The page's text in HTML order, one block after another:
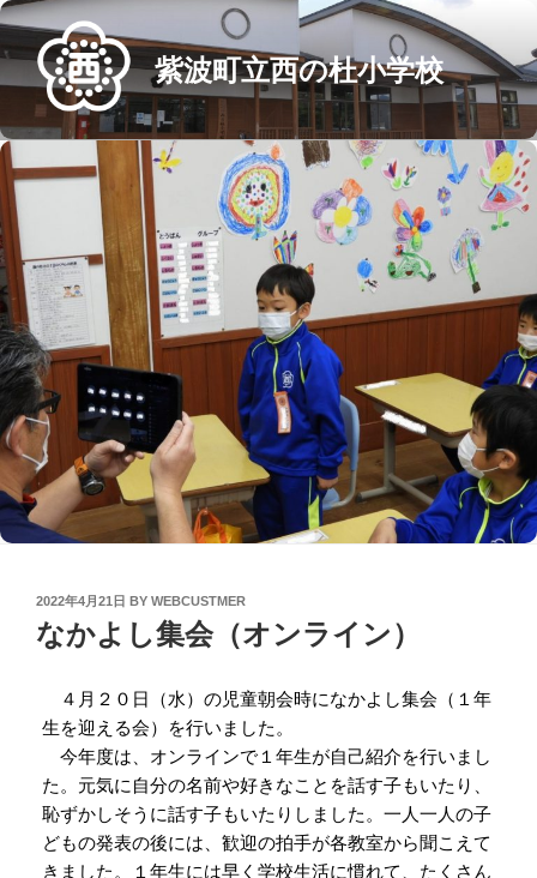
Skip
content
紫波町立西の杜小学校
POSTED
ON
2022年4月21日 BY WEBCUSTMER
なかよし集会（オンライン）
４月２０日（水）の児童朝会時になかよし集会（１年
生を迎える会）を行いました。
今年度は、オンラインで１年生が自己紹介を行いまし
た。元気に自分の名前や好きなことを話す子もいたり、
恥ずかしそうに話す子もいたりしました。一人一人の子
どもの発表の後には、歓迎の拍手が各教室から聞こえて
きました。１年生には早く学校生活に慣れて、たくさん